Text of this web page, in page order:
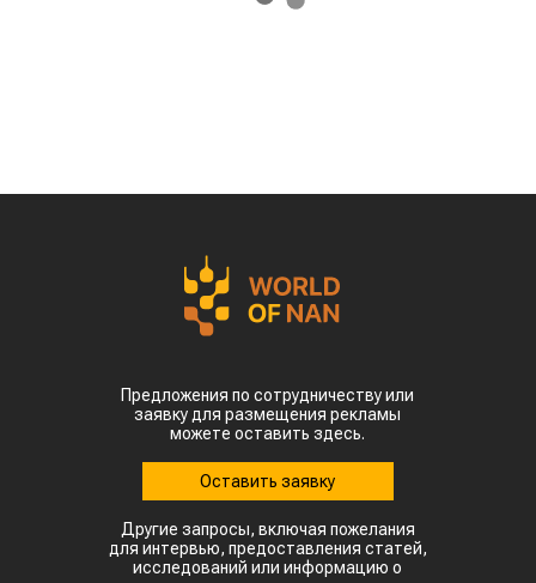
Предложения по сотрудничеству или
заявку для размещения рекламы
можете оставить здесь.
Оставить заявку
Другие запросы, включая пожелания
для интервью, предоставления статей,
исследований или информацию о